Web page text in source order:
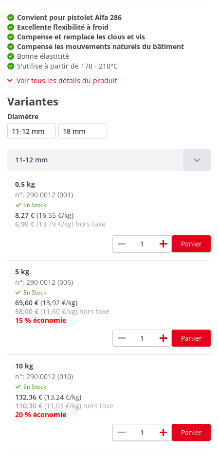
Convient pour pistolet Alfa 286
Excellente flexibilité à froid
Compense et remplace les clous et vis
Compense les mouvements naturels du bâtiment
Bonne élasticité
S'utilise à partir de 170 - 210°C
Voir tous les détails du produit
Variantes
Diamètre
11-12 mm
18 mm
11-12 mm
0,5 kg
n°: 290 0012 (001)
En Stock
8,27 € (16,55 €/kg)
6,90 € (13,79 €/kg) hors taxe
remove add Panier
5 kg
n°: 290 0012 (005)
En Stock
69,60 € (13,92 €/kg)
58,00 € (11,60 €/kg) hors taxe
15 % économie
remove add Panier
10 kg
n°: 290 0012 (010)
En Stock
132,36 € (13,24 €/kg)
110,30 € (11,03 €/kg) hors taxe
20 % économie
remove add Panier